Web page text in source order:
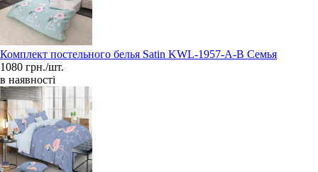
Комплект постельного белья Satin KWL-1957-A-B Семья
1080 грн./шт.
в наявності